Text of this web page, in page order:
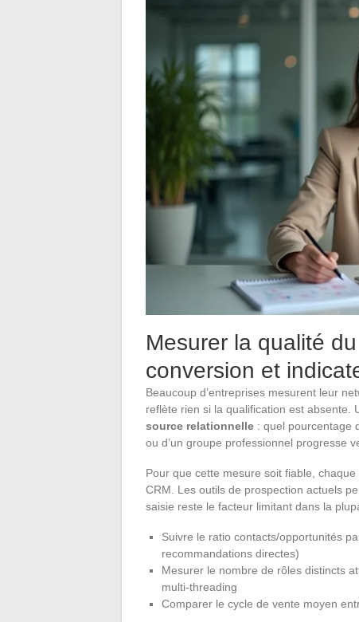
Mesurer la qualité
conversion et
Beaucoup d’entreprises mesurent leur
reflète rien si la qualification est absente.
source relationnelle : quel pourcentage
ou d’un groupe professionnel progresse
Pour que cette mesure soit fiable,
CRM. Les outils de prospection actuels
saisie reste le facteur limitant dans la
Suivre le ratio contacts/opportunités
recommandations directes)
Mesurer le nombre de rôles distincts
multi-threading
Comparer le cycle de vente moyen